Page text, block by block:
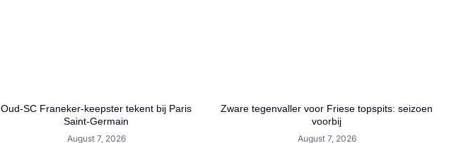
Oud-SC Franeker-keepster tekent bij Paris
Saint-Germain
August 7, 2026
Zware tegenvaller voor Friese topspits: seizoen
voorbij
August 7, 2026